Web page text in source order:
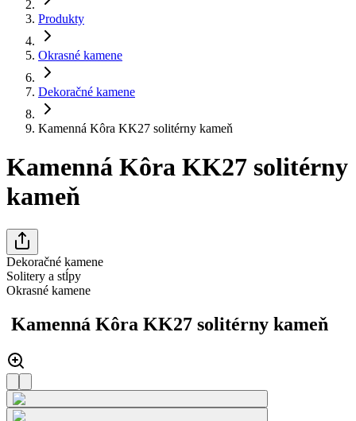
Produkty
Okrasné kamene
Dekoračné kamene
Kamenná Kôra KK27 solitérny kameň
Kamenná Kôra KK27 solitérny
kameň
Dekoračné kamene
Solitery a stĺpy
Okrasné kamene
Kamenná Kôra KK27 solitérny kameň